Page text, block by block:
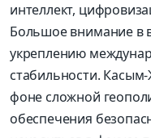
интеллект,
Большое внимание в
укреплению
стабильности.
фоне сложной
обеспечения